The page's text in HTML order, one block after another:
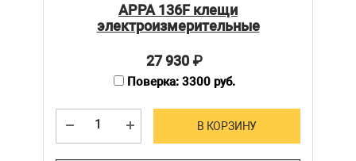
APPA 136F клещи
электроизмерительные
27 930₽
Поверка: 3300 руб.
В КОРЗИНУ